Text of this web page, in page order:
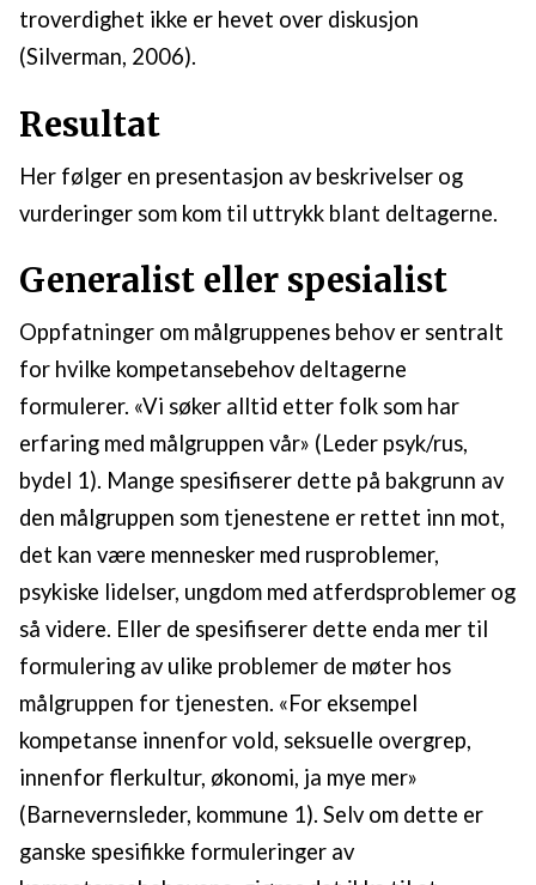
troverdighet ikke er hevet over diskusjon
(Silverman, 2006).
Resultat
Her følger en presentasjon av beskrivelser og
vurderinger som kom til uttrykk blant deltagerne.
Generalist eller spesialist
Oppfatninger om målgruppenes behov er sentralt
for hvilke kompetansebehov deltagerne
formulerer. «Vi søker alltid etter folk som har
erfaring med målgruppen vår» (Leder psyk/rus,
bydel 1). Mange spesifiserer dette på bakgrunn av
den målgruppen som tjenestene er rettet inn mot,
det kan være mennesker med rusproblemer,
psykiske lidelser, ungdom med atferdsproblemer og
så videre. Eller de spesifiserer dette enda mer til
formulering av ulike problemer de møter hos
målgruppen for tjenesten. «For eksempel
kompetanse innenfor vold, seksuelle overgrep,
innenfor flerkultur, økonomi, ja mye mer»
(Barnevernsleder, kommune 1). Selv om dette er
ganske spesifikke formuleringer av